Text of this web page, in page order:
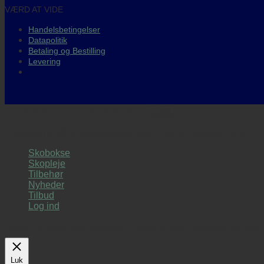
VÆRD AT VIDE
Handelsbetingelser
Datapolitik
Betaling og Bestilling
Levering
Skobokse
Skopleje
Tilbehør
Nyheder
Tilbud
Log ind
Luk